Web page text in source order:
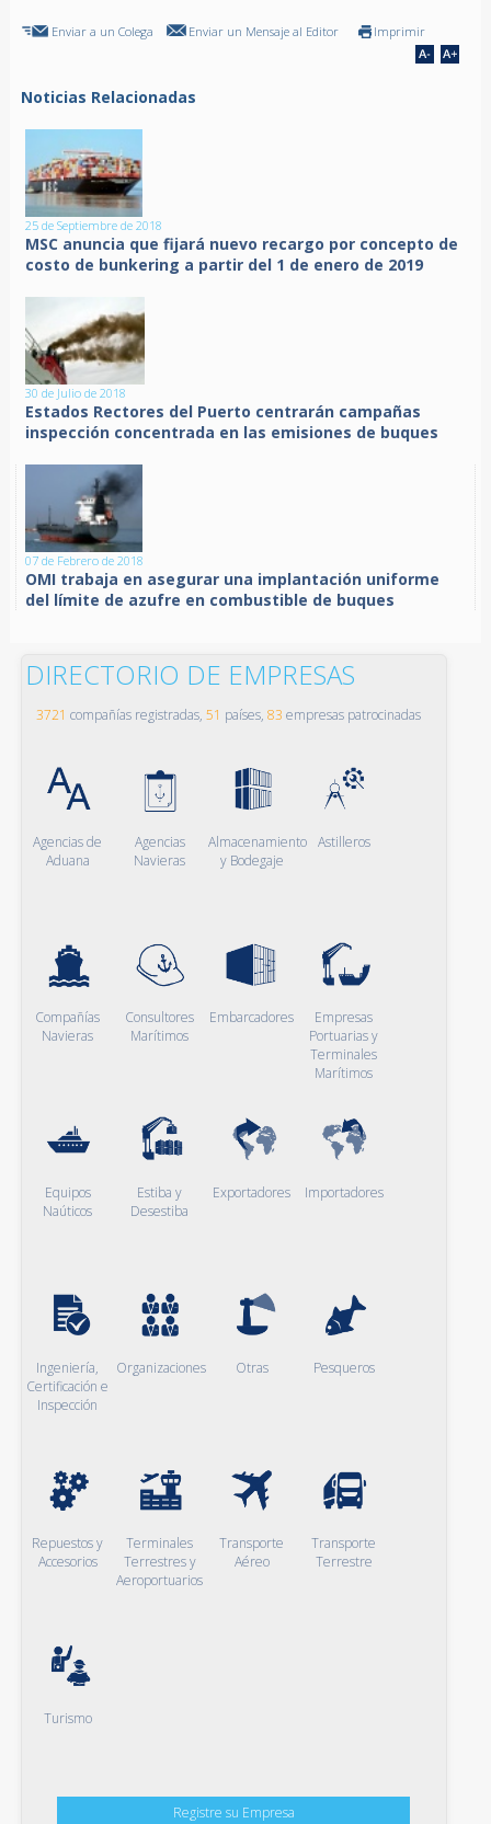
Enviar a un Colega Enviar un Mensaje al Editor Imprimir
Noticias Relacionadas
25 de Septiembre de 2018
MSC anuncia que fijará nuevo recargo por concepto de
costo de bunkering a partir del 1 de enero de 2019
30 de Julio de 2018
Estados Rectores del Puerto centrarán campañas
inspección concentrada en las emisiones de buques
07 de Febrero de 2018
OMI trabaja en asegurar una implantación uniforme
del límite de azufre en combustible de buques
DIRECTORIO DE EMPRESAS
3721 compañías registradas, 51 países, 83 empresas patrocinadas
Agencias de
Aduana
Agencias
Navieras
Almacenamiento
y Bodegaje
Astilleros
Compañías
Navieras
Consultores
Marítimos
Embarcadores
Empresas
Portuarias y
Terminales
Marítimos
Equipos
Naúticos
Estiba y
Desestiba
Exportadores Importadores
Ingeniería,
Certificación e
Inspección
Organizaciones Otras Pesqueros
Repuestos y
Accesorios
Terminales
Terrestres y
Aeroportuarios
Transporte
Aéreo
Transporte
Terrestre
Turismo
Registre su Empresa